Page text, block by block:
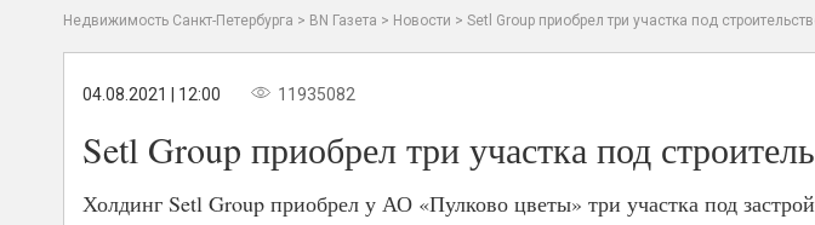
Недвижимость Санкт-Петербурга > BN Газета > Новости > Setl Group приобрел три участка под
04.08.2021 | 12:00 11935082
Setl Group приобрел три участка под
Холдинг Setl Group приобрел у АО «Пулково цветы» три участка под